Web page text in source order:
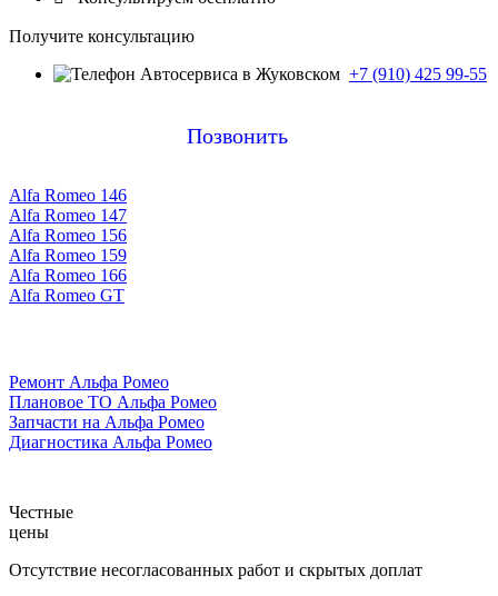
Получите консультацию
+7 (910) 425 99-55
Позвонить
Alfa Romeo 146
Alfa Romeo 147
Alfa Romeo 156
Alfa Romeo 159
Alfa Romeo 166
Alfa Romeo GT
Ремонт Альфа Ромео
Плановое ТО Альфа Ромео
Запчасти на Альфа Ромео
Диагностика Альфа Ромео
Честные
цены
Отсутствие несогласованных работ и скрытых доплат